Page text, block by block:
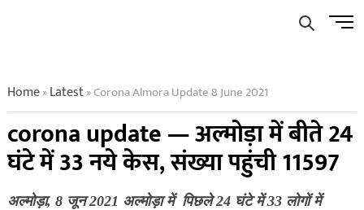
Menu
Home»Latest»Corona Almora Update 8 June 2021
corona update — अल्मोड़ा में बीते 24
घंटे में 33 नये केस, संख्या प​हुंची 11597
अल्मोड़ा, 8 जून 2021 अल्मोड़ा में पिछले 24 घंटे में 33 लोगों में